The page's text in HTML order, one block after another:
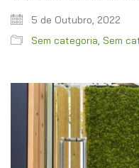
5 de Outubro, 2022
Sem categoria, Sem